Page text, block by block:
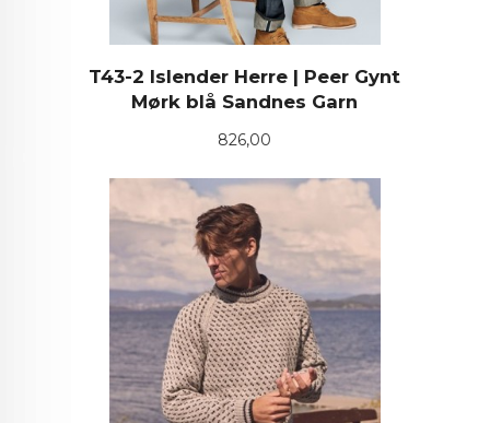
T43-2 Islender Herre | Peer Gynt
Mørk blå Sandnes Garn
Pris
826,00